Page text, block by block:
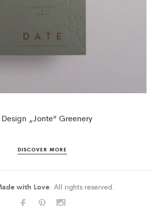
„Jonte“ Greenery
DISCOVER MORE
with Love. All rights reserved.